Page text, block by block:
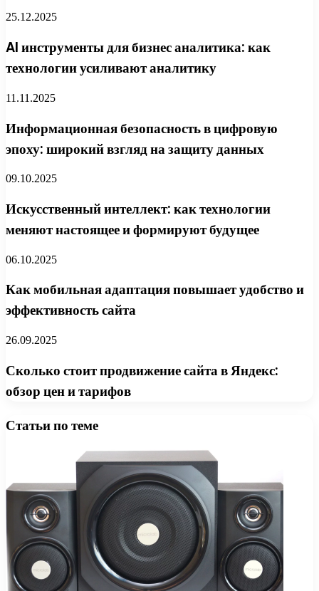
25.12.2025
AI инструменты для бизнес аналитика: как
технологии усиливают аналитику
11.11.2025
Информационная безопасность в цифровую
эпоху: широкий взгляд на защиту данных
09.10.2025
Искусственный интеллект: как технологии
меняют настоящее и формируют будущее
06.10.2025
Как мобильная адаптация повышает удобство и
эффективность сайта
26.09.2025
Сколько стоит продвижение сайта в Яндекс:
обзор цен и тарифов
Статьи по теме